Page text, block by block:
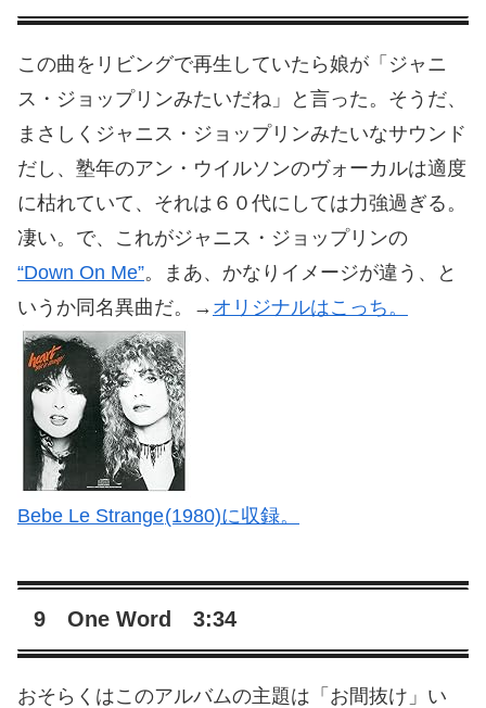
この曲をリビングで再生していたら娘が「ジャニ
ス・ジョップリンみたいだね」と言った。そうだ、
まさしくジャニス・ジョップリンみたいなサウンド
だし、塾年のアン・ウイルソンのヴォーカルは適度
に枯れていて、それは６０代にしては力強過ぎる。
凄い。で、これがジャニス・ジョップリンの
“Down On Me”。まあ、かなりイメージが違う、と
いうか同名異曲だ。→ オリジナルはこっち。
Bebe Le Strange(1980)に収録。
9 One Word 3:34
おそらくはこのアルバムの主題は「お間抜け」い